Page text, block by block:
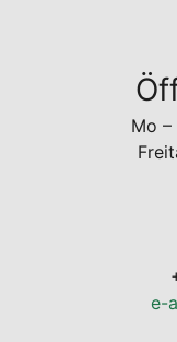
Mo
e-